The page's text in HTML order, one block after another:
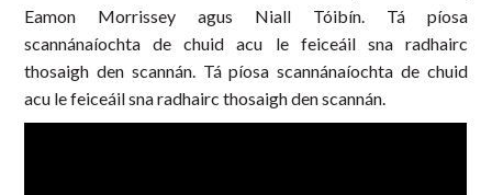
Eamon Morrissey agus Niall Tóibín. Tá píosa
scannánaíochta de chuid acu le feiceáil sna radhairc
thosaigh den scannán. Tá píosa scannánaíochta de chuid
acu le feiceáil sna radhairc thosaigh den scannán.